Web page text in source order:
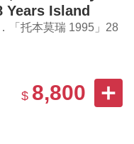
Years Island
Whisky
「托本莫瑞 1995」28
格蘭威士忌
$ 8,800